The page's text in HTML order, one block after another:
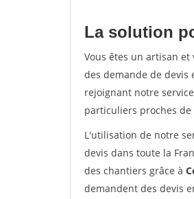
La solution
Vous êtes un artisan
des demande de devis
rejoignant notre
particuliers proches
L'utilisation de notre
devis dans toute la
des chantiers grâce à
demandent des devis